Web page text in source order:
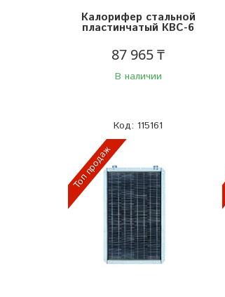
Калорифер стальной
пластинчатый КВС-6
87 965 ₸
В наличии
115161
Топ продаж